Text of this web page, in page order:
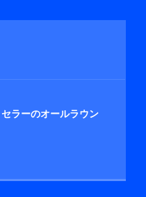
ラーのオールラウン